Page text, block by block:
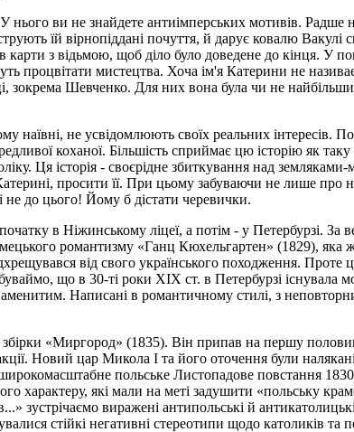
нього ви не знайдете антиімперських мотивів.
їй вірнопіддані почуття, й дарує ковалю Вакулі
з відьмою, щоб діло було доведене до кінця. У
процвітати мистецтва. Хоча ім'я Катерини не
зокрема Шевченко. Для них вона була чи не
наївні, не усвідомлюють своїх реальних інтересів.
коханої. Більшість сприймає цю історію як таку
Ця історія - своєрідне збиткування над
просити її. При цьому забуваючи не лише про
не до цього! Йому б дістати черевички.
в Ніжинському ліцеї, а потім - у Петербурзі. За
романтизму «Ганц Кюхельгартен» (1829),
від свого українського походження. Проте
що в 30-ті роки XIX ст. в Петербурзі існувала
Написані в романтичному стилі, з
збірки «Миргород» (1835). Він припав на першу
Новий цар Микола І та його оточення були
польське Листопадове повстання
характеру, які мали на меті задушити «польську
зустрічаємо виражені антипольські й
стійкі негативні стереотипи щодо католиків та